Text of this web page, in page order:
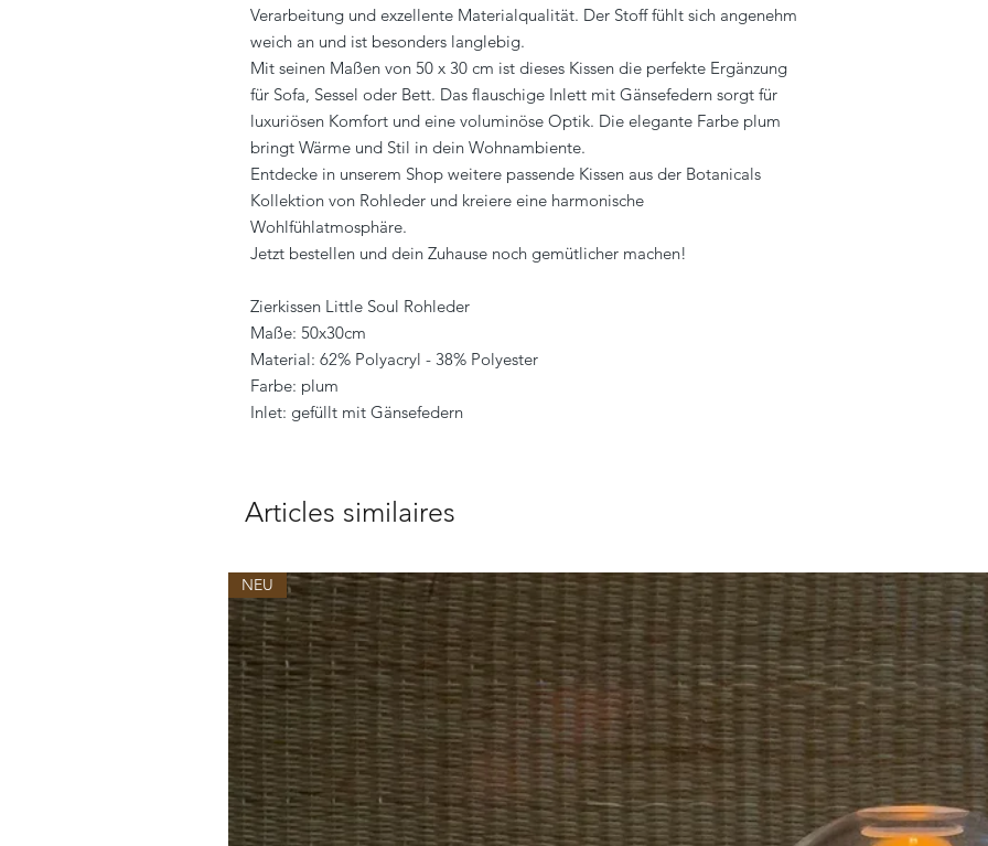
Verarbeitung und exzellente Materialqualität. Der Stoff fühlt sich angenehm
weich an und ist besonders langlebig.
Mit seinen Maßen von 50 x 30 cm ist dieses Kissen die perfekte Ergänzung
für Sofa, Sessel oder Bett. Das flauschige Inlett mit Gänsefedern sorgt für
luxuriösen Komfort und eine voluminöse Optik. Die elegante Farbe plum
bringt Wärme und Stil in dein Wohnambiente.
Entdecke in unserem Shop weitere passende Kissen aus der Botanicals
Kollektion von Rohleder und kreiere eine harmonische
Wohlfühlatmosphäre.
Jetzt bestellen und dein Zuhause noch gemütlicher machen!
Zierkissen Little Soul Rohleder
Maße: 50x30cm
Material: 62% Polyacryl - 38% Polyester
Farbe: plum
Inlet: gefüllt mit Gänsefedern
Articles similaires
NEU